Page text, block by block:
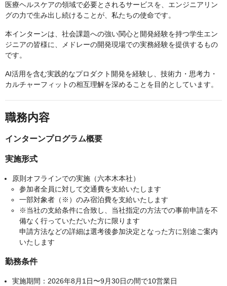
医療ヘルスケアの領域で必要とされるサービスを、エンジニアリン
グの力で生み出し続けることが、私たちの使命です。
本インターンは、社会課題への強い関心と開発経験を持つ学生エン
ジニアの皆様に、メドレーの開発現場での実務経験を提供するもの
です。
AI活用を含む実践的なプロダクト開発を経験し、技術力・思考力・
カルチャーフィットの相互理解を深めることを目的としています。
職務内容
インターンプログラム概要
実施形式
原則オフラインでの実施（六本木本社）
参加者全員に対して交通費を支給いたします
一部対象者（※）のみ宿泊費を支給いたします
※当社の支給条件に合致し、当社指定の方法での事前申請を不
備なく行っていただいた方に限ります
申請方法などの詳細は選考後参加決定となった方に別途ご案内
いたします
勤務条件
実施期間：2026年8月1日〜9月30日の間で10営業日